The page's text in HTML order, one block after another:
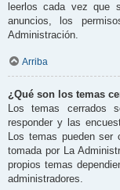
leerlos cada vez que
anuncios, los
Administración.
Arriba
¿Qué son los temas
Los temas cerrados
responder y las
Los temas pueden
tomada por La
propios temas
administradores.